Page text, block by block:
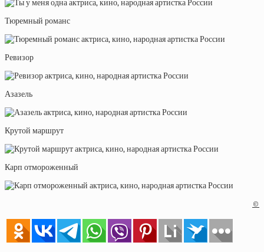
Тюремный романс
Ревизор
Азазель
Крутой маршрут
Карп отмороженный
©